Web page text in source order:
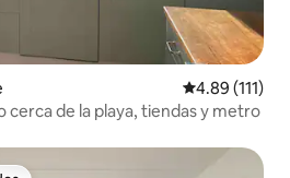
Calificación
4.89 (111)
de la playa, tiendas y metro